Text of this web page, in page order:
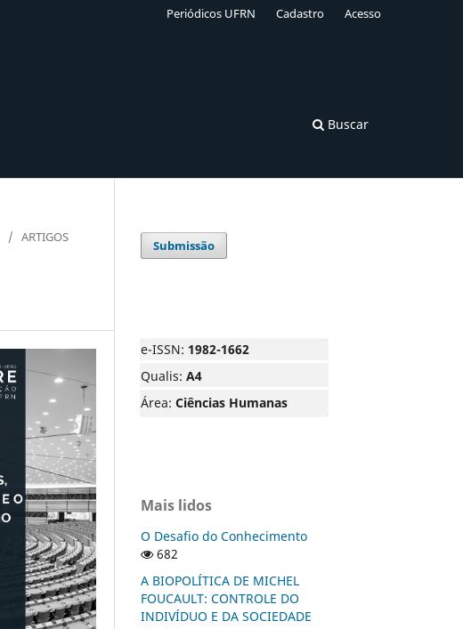
Buscar
Periódicos UFRN Cadastro Acesso
/ ARTIGOS
Submissão
e-ISSN: 1982-1662
Qualis: A4
Área: Ciências Humanas
Mais lidos
O Desafio do Conhecimento
682
A BIOPOLÍTICA DE MICHEL
FOUCAULT: CONTROLE DO
INDIVÍDUO E DA SOCIEDADE